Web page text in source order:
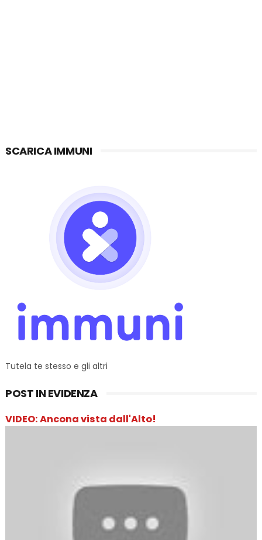
SCARICA IMMUNI
Tutela te stesso e gli altri
POST IN EVIDENZA
VIDEO: Ancona vista dall'Alto!